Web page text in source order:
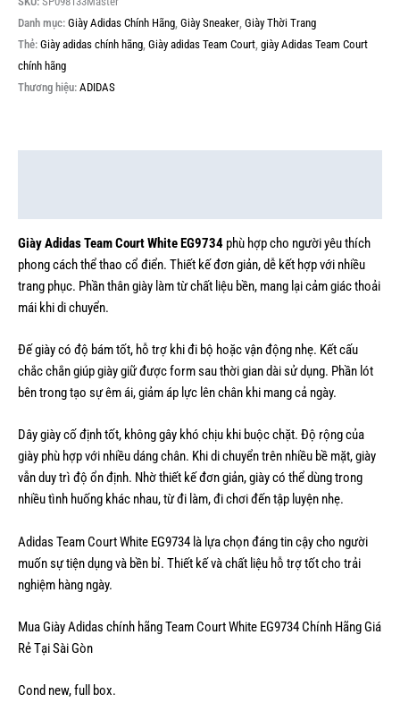
Danh mục: Giày Adidas Chính Hãng Giày Sneaker Giày Thời Trang
Thẻ: Giày adidas chính hãng Giày adidas Team Court giày Adidas Team Court
chính hãng
Thương hiệu: ADIDAS
Giày Adidas Team Court White EG9734 phù hợp cho người yêu thích
phong cách thể thao cổ điển. Thiết kế đơn giản, dễ kết hợp với nhiều
trang phục. Phần thân giày làm từ chất liệu bền, mang lại cảm giác thoải
mái khi di chuyển.
Đế giày có độ bám tốt, hỗ trợ khi đi bộ hoặc vận động nhẹ. Kết cấu
chắc chắn giúp giày giữ được form sau thời gian dài sử dụng. Phần lót
bên trong tạo sự êm ái, giảm áp lực lên chân khi mang cả ngày.
Dây giày cố định tốt, không gây khó chịu khi buộc chặt. Độ rộng của
giày phù hợp với nhiều dáng chân. Khi di chuyển trên nhiều bề mặt, giày
vẫn duy trì độ ổn định. Nhờ thiết kế đơn giản, giày có thể dùng trong
nhiều tình huống khác nhau, từ đi làm, đi chơi đến tập luyện nhẹ.
Adidas Team Court White EG9734 là lựa chọn đáng tin cậy cho người
muốn sự tiện dụng và bền bỉ. Thiết kế và chất liệu hỗ trợ tốt cho trải
nghiệm hàng ngày.
Mua Giày Adidas chính hãng Team Court White EG9734 Chính Hãng Giá
Rẻ Tại Sài Gòn
Cond new, full box.